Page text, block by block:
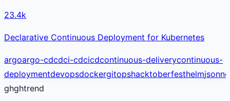
23.4k
Declarative Continuous Deployment for Kubernetes
argoargo-cdcdci-cdcicdcontinuous-deliverycontinuous-
deploymentdevopsdockergitopshacktoberfesthelm
ghghtrend